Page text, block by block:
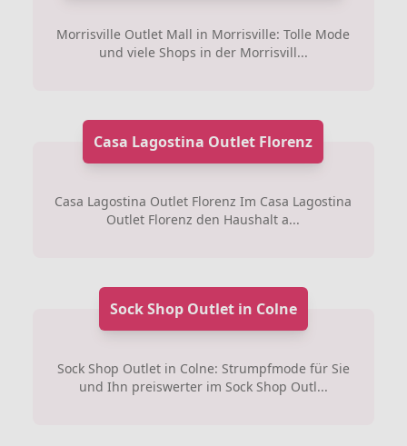
Morrisville Outlet Mall in Morrisville: Tolle Mode
und viele Shops in der Morrisvill...
Casa Lagostina Outlet Florenz
Casa Lagostina Outlet Florenz Im Casa Lagostina
Outlet Florenz den Haushalt a...
Sock Shop Outlet in Colne
Sock Shop Outlet in Colne: Strumpfmode für Sie
und Ihn preiswerter im Sock Shop Outl...